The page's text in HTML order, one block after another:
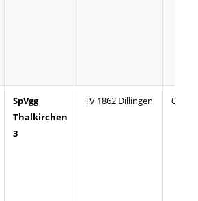
SpVgg
Thalkirchen
3
TV 1862 Dillingen 02:08